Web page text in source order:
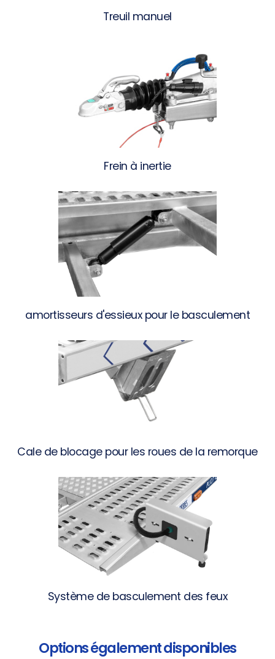
Treuil manuel
Frein à inertie
amortisseurs d'essieux pour le basculement
Cale de blocage pour les roues de la remorque
Système de basculement des feux
Options également disponibles